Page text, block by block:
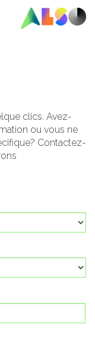
clics. Avez-
ou vous ne
Contactez-